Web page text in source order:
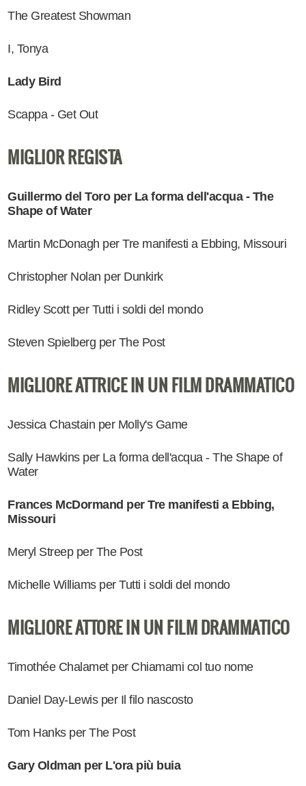
The Greatest Showman
I, Tonya
Lady Bird
Scappa - Get Out
MIGLIOR REGISTA
Guillermo del Toro per La forma dell'acqua - The
Shape of Water
Martin McDonagh per Tre manifesti a Ebbing, Missouri
Christopher Nolan per Dunkirk
Ridley Scott per Tutti i soldi del mondo
Steven Spielberg per The Post
MIGLIORE ATTRICE IN UN FILM DRAMMATICO
Jessica Chastain per Molly's Game
Sally Hawkins per La forma dell'acqua - The Shape of
Water
Frances McDormand per Tre manifesti a Ebbing,
Missouri
Meryl Streep per The Post
Michelle Williams per Tutti i soldi del mondo
MIGLIORE ATTORE IN UN FILM DRAMMATICO
Timothée Chalamet per Chiamami col tuo nome
Daniel Day-Lewis per Il filo nascosto
Tom Hanks per The Post
Gary Oldman per L'ora più buia